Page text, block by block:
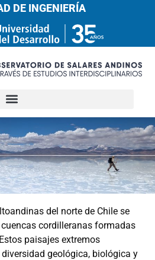
DE INGENIERÍA
del norte de Chile se
cordilleranas formadas
paisajes extremos
geológica, biológica y